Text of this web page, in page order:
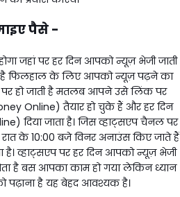
पैसे -
जहां पर हर दिन आपको न्यूज़ भेजी जाती
है फिलहाल के लिए आपको न्यूज़ पढ़ने का
हो जाती है मतलब आपने उसे लिंक पर
Online) तैयार हो चुके हैं और हर दिन
दिया जाता है। जिस व्हाट्सएप चैनल पर
के 10:00 बजे विनर अनाउंस किए जाते हैं
है। व्हाट्सएप पर हर दिन आपको न्यूज़ भेजी
है बस आपका काम हो गया लेकिन ध्यान
है यह बेहद आवश्यक है।